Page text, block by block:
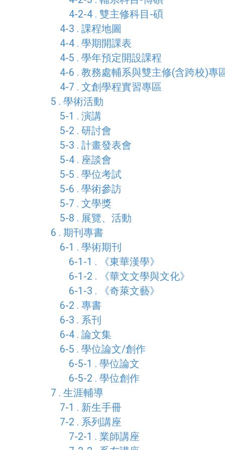
4-2-4 . 雙主修科目-碩
4-3 . 課程地圖
4-4 . 學期開課表
4-5 . 學年預定開設課程
4-6 . 教務處輔系與雙主修(含跨校)專
4-7 . 文創學程實習專區
5 . 學術活動
5-1 . 演講
5-2 . 研討會
5-3 . 計畫發表會
5-4 . 座談會
5-5 . 學位考試
5-6 . 學術參訪
5-7 . 文學獎
5-8 . 展覽、活動
6 . 期刊專書
6-1 . 學術期刊
6-1-1 . 《東華漢學》
6-1-2 . 《華文文學與文化》
6-1-3 . 《奇萊文藝》
6-2 . 專書
6-3 . 系刊
6-4 . 論文集
6-5 . 學位論文/創作
6-5-1 . 學位論文
6-5-2 . 學位創作
7 . 生涯輔導
7-1 . 新生手冊
7-2 . 系列講座
7-2-1 . 業師講座